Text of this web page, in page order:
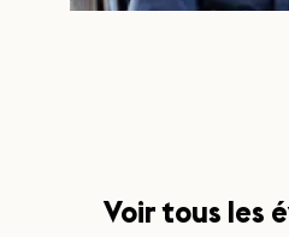
Voir tous les